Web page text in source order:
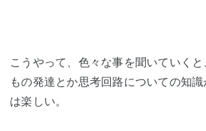
こうやって、色々な事を聞いていく
もの発達とか思考回路についての知
は楽しい。